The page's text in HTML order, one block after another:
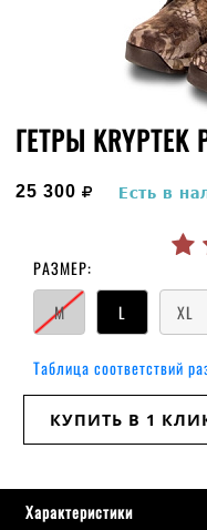
ГЕТРЫ KRYPTEK
25 300 руб.
Есть в
РАЗМЕР:
M
L XL
Таблица соответствий
КУПИТЬ В 1
Характеристики